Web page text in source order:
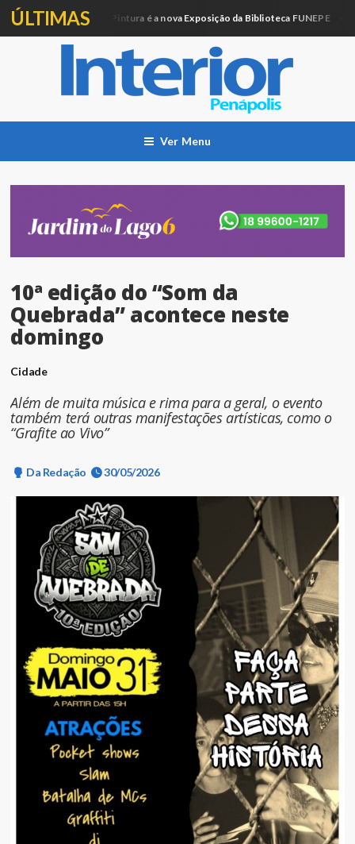
ÚLTIMAS
Artesanato e Pintura é a nova Exposição da Biblioteca FUNEPE
Ver Menu
10ª edição do “Som da
Quebrada” acontece neste
domingo
Cidade
Além de muita música e rima para a geral, o evento
também terá outras manifestações artísticas, como o
“Grafite ao Vivo”
Da Redação 30/05/2026